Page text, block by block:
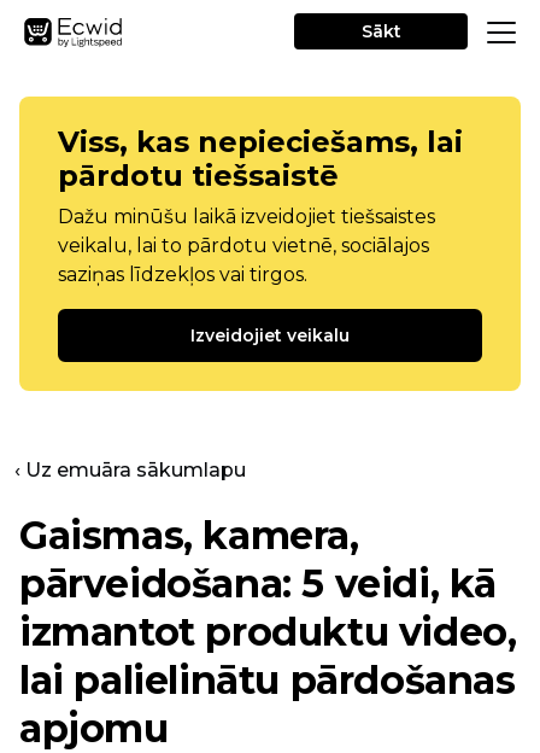
Sākt
Viss, kas nepieciešams, lai
pārdotu tiešsaistē
Dažu minūšu laikā izveidojiet tiešsaistes
veikalu, lai to pārdotu vietnē, sociālajos
saziņas līdzekļos vai tirgos.
Izveidojiet veikalu
‹ Uz emuāra sākumlapu
Gaismas, kamera,
pārveidošana: 5 veidi, kā
izmantot produktu video,
lai palielinātu pārdošanas
apjomu